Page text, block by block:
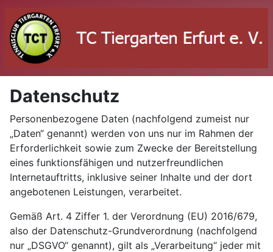
Datenschutz
Personenbezogene Daten (nachfolgend zumeist nur
„Daten“ genannt) werden von uns nur im Rahmen der
Erforderlichkeit sowie zum Zwecke der Bereitstellung
eines funktionsfähigen und nutzerfreundlichen
Internetauftritts, inklusive seiner Inhalte und der dort
angebotenen Leistungen, verarbeitet.
Gemäß Art. 4 Ziffer 1. der Verordnung (EU) 2016/679,
also der Datenschutz-Grundverordnung (nachfolgend
nur „DSGVO“ genannt), gilt als „Verarbeitung“ jeder mit